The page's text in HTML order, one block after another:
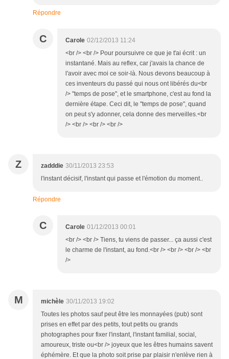
Répondre
C Carole 02/12/2013 11:24
<br /> <br /> Pour poursuivre ce que je t'ai écrit : un
instantané. Mais au reflex, car j'avais la chance de
l'avoir avec moi ce soir-là. Nous devons beaucoup à
ces inventeurs du passé qui nous ont libérés du<br
/> "temps de pose", et le smartphone, c'est au fond la
dernière étape. Ceci dit, le "temps de pose", quand
on peut s'y adonner, cela donne des merveilles.<br
/> <br /> <br /> <br />
Z zadddie 30/11/2013 23:53
l'instant décisif, l'instant qui passe et l'émotion du moment..
Répondre
C Carole 01/12/2013 00:01
<br /> <br /> Tiens, tu viens de passer... ça aussi c'est
le charme de l'instant, au fond.<br /> <br /> <br /> <br
/>
M michèle 30/11/2013 19:02
Toutes les photos sauf peut être les monnayées (pub) sont
prises en effet par des petits, tout petits ou grands
photographes pour fixer l'instant, l'instant familial, social,
amoureux, triste ou<br /> joyeux que les êtres humains savent
éphémère. Et que la photo soit prise par plaisir n'enlève rien à